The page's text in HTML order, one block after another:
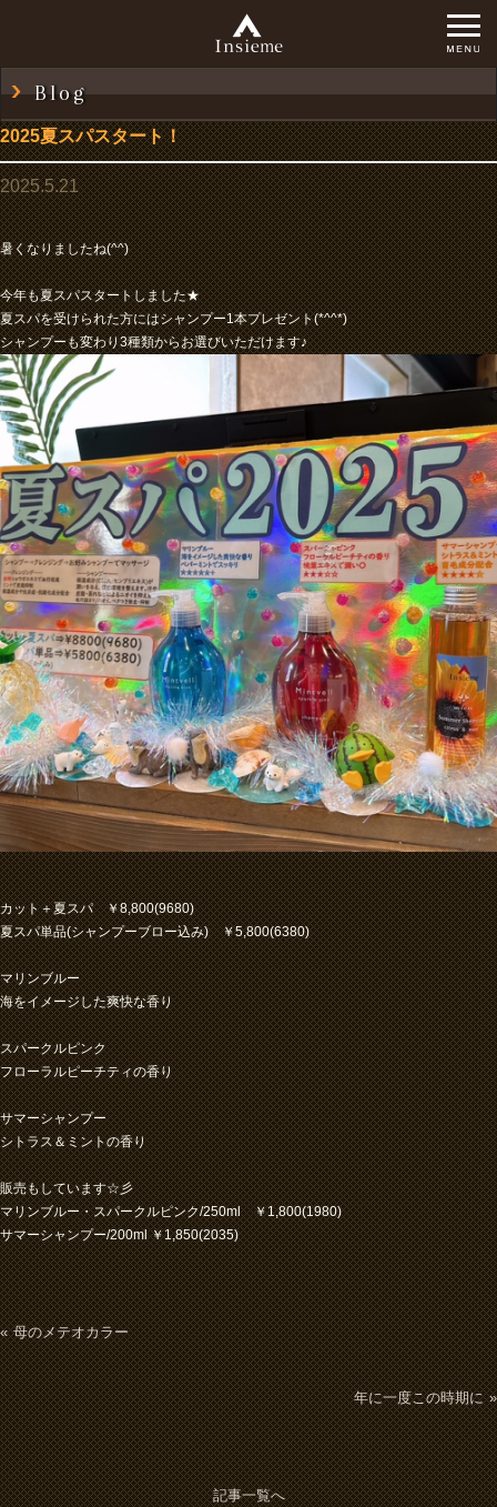
Blog
2025夏スパスタート！
2025.5.21
暑くなりましたね(^^)
今年も夏スパスタートしました★
夏スパを受けられた方にはシャンプー1本プレゼント(*^^*)
シャンプーも変わり3種類からお選びいただけます♪
カット＋夏スパ ￥8,800(9680)
夏スパ単品(シャンプーブロー込み) ￥5,800(6380)
マリンブルー
海をイメージした爽快な香り
スパークルピンク
フローラルピーチティの香り
サマーシャンプー
シトラス＆ミントの香り
販売もしています☆彡
マリンブルー・スパークルピンク/250ml ￥1,800(1980)
サマーシャンプー/200ml ￥1,850(2035)
母のメテオカラー
年に一度この時期に
記事一覧へ